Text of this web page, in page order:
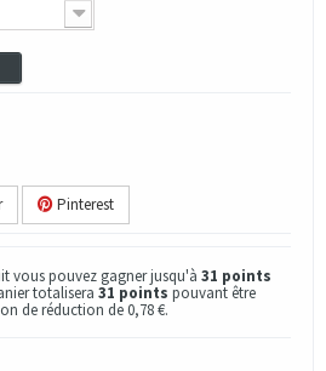
Pinterest
vous pouvez gagner jusqu'à 31 points
totalisera 31 points pouvant être
de réduction de0,78 €.